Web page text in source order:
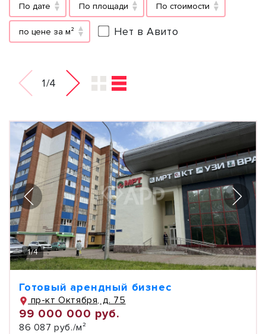
По дате По площади По стоимости
по цене за м² Нет в Авито
1/4
1/4
Готовый арендный бизнес
пр-кт Октября, д. 75
99 000 000 руб.
86 087 руб./м²